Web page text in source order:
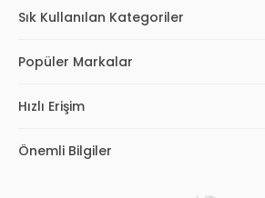
Sık Kullanılan Kategoriler
Popüler Markalar
Hızlı Erişim
Önemli Bilgiler